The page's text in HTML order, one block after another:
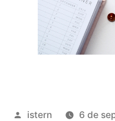
Publicado
istern
6 de